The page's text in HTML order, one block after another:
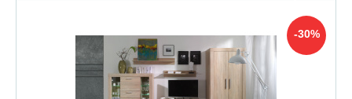
-30%